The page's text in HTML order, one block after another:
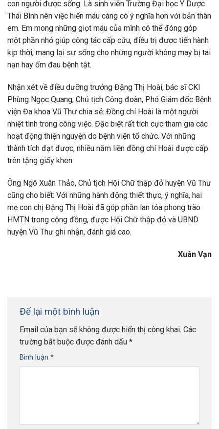
con người được sống. Là sinh viên Trường Đại học Y Dược
Thái Bình nên việc hiến máu càng có ý nghĩa hơn với bản thân
em. Em mong những giọt máu của mình có thể đóng góp
một phần nhỏ giúp công tác cấp cứu, điều trị được tiến hành
kịp thời, mang lại sự sống cho những người không may bị tai
nạn hay ốm đau bệnh tật.
Nhận xét về điều dưỡng trưởng Đặng Thị Hoài, bác sĩ CKI
Phùng Ngọc Quang, Chủ tịch Công đoàn, Phó Giám đốc Bệnh
viện Đa khoa Vũ Thư chia sẻ: Đồng chí Hoài là một người
nhiệt tình trong công việc. Đặc biệt rất tích cực tham gia các
hoạt động thiện nguyện do bệnh viện tổ chức. Với những
thành tích đạt được, nhiều năm liền đồng chí Hoài được cấp
trên tặng giấy khen.
Ông Ngô Xuân Thảo, Chủ tịch Hội Chữ thập đỏ huyện Vũ Thư
cũng cho biết: Với những hành động thiết thực, ý nghĩa, hai
mẹ con chị Đặng Thị Hoài đã góp phần lan tỏa phong trào
HMTN trong cộng đồng, được Hội Chữ thập đỏ và UBND
huyện Vũ Thư ghi nhận, đánh giá cao.
Xuân Vạn
Để lại một bình luận
Email của bạn sẽ không được hiển thị công khai. Các
trường bắt buộc được đánh dấu *
Bình luận *